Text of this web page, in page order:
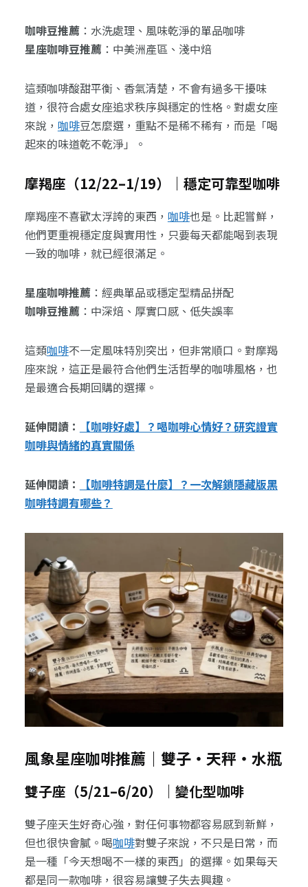
咖啡豆推薦：水洗處理、風味乾淨的單品咖啡
星座咖啡豆推薦：中美洲產區、淺中焙
這類咖啡酸甜平衡、香氣清楚，不會有過多干擾味
道，很符合處女座追求秩序與穩定的性格。對處女座
來說， 咖啡豆怎麼選，重點不是稀不稀有，而是「喝
起來的味道乾不乾淨」。
摩羯座（12/22–1/19）｜穩定可靠型咖啡
摩羯座不喜歡太浮誇的東西， 咖啡也是。比起嘗鮮，
他們更重視穩定度與實用性，只要每天都能喝到表現
一致的咖啡，就已經很滿足。
星座咖啡推薦：經典單品或穩定型精品拼配
咖啡豆推薦：中深焙、厚實口感、低失誤率
這類咖啡不一定風味特別突出，但非常順口。對摩羯
座來說，這正是最符合他們生活哲學的咖啡風格，也
是最適合長期回購的選擇。
延伸閱讀：
【咖啡好處】？喝咖啡心情好？研究證實
咖啡與情緒的真實關係
延伸閱讀：
【咖啡特調是什麼】？一次解鎖隱藏版黑
咖啡特調有哪些？
風象星座咖啡推薦｜雙子・天秤・水瓶
雙子座（5/21–6/20）｜變化型咖啡
雙子座天生好奇心強，對任何事物都容易感到新鮮，
但也很快會膩。喝咖啡對雙子來說，不只是日常，而
是一種「今天想喝不一樣的東西」的選擇。如果每天
都是同一款咖啡，很容易讓雙子失去興趣。